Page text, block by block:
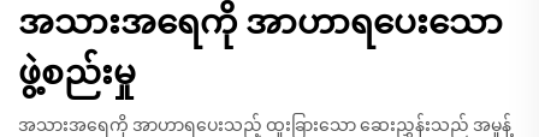
အသားအရေကို အာဟာရပေးသော
ဖွဲ့စည်းမှု
အသားအရေကို အာဟာရပေးသည့် ထူးခြားသော ဆေးညွှန်းသည် အမှုန့်